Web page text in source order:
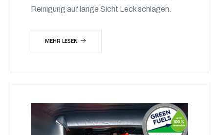
Reinigung auf lange Sicht Leck schlagen.
MEHR LESEN